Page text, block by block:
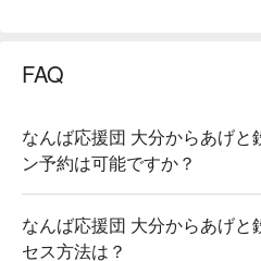
FAQ
なんば応援団 大分からあげと
ン予約は可能ですか？
なんば応援団 大分からあげと
セス方法は？